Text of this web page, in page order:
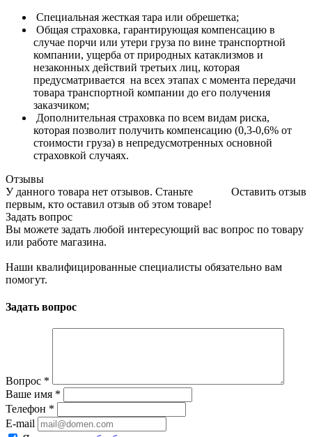
Специальная жесткая тара или обрешетка;
Общая страховка, гарантирующая компенсацию в
случае порчи или утери груза по вине транспортной
компании, ущерба от природных катаклизмов и
незаконных действий третьих лиц, которая
предусматривается на всех этапах с момента передачи
товара транспортной компании до его получения
заказчиком;
Дополнительная страховка по всем видам риска,
которая позволит получить компенсацию (0,3-0,6% от
стоимости груза) в непредусмотренных основной
страховкой случаях.
Отзывы
Оставить отзыв
У данного товара нет отзывов. Станьте
первым, кто оставил отзыв об этом товаре!
Задать вопрос
Вы можете задать любой интересующий вас вопрос по товару
или работе магазина.
Наши квалифицированные специалисты обязательно вам
помогут.
Задать вопрос
Вопрос *
Ваше имя *
Телефон *
E-mail